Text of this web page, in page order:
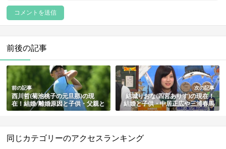
前後の記事
前の記事
西川哲(菊池桃子の元旦那)の現
在！結婚/離婚原因と子供・父親と
母親など家族・実家の家系図・そ
次の記事
結城りおな(四宮ありす)の現在！
結婚と子供・中居正広や三浦春馬
との関係・経歴やプロフィールま
同じカテゴリーのアクセスランキング